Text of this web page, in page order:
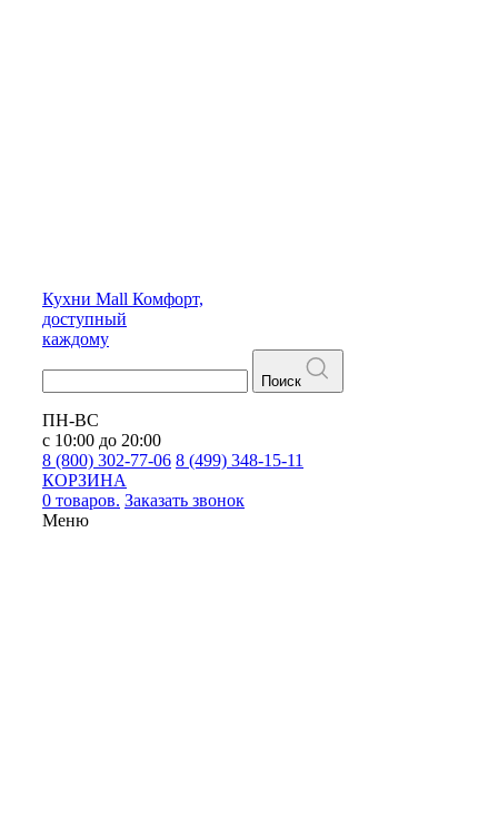
Кухни Mall Комфорт,
доступный
каждому
Поиск
ПН-ВС
с 10:00 до 20:00
8 (800) 302-77-06 8 (499) 348-15-11
КОРЗИНА
0 товаров. Заказать звонок
Меню